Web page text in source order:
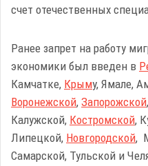
счет отечественных
Ранее запрет на работу
экономики был введен в
Камчатке, Крыму, Ямале,
Воронежской, Запорожской,
Калужской, Костромской,
Липецкой, Новгородской,
Самарской, Тульской и